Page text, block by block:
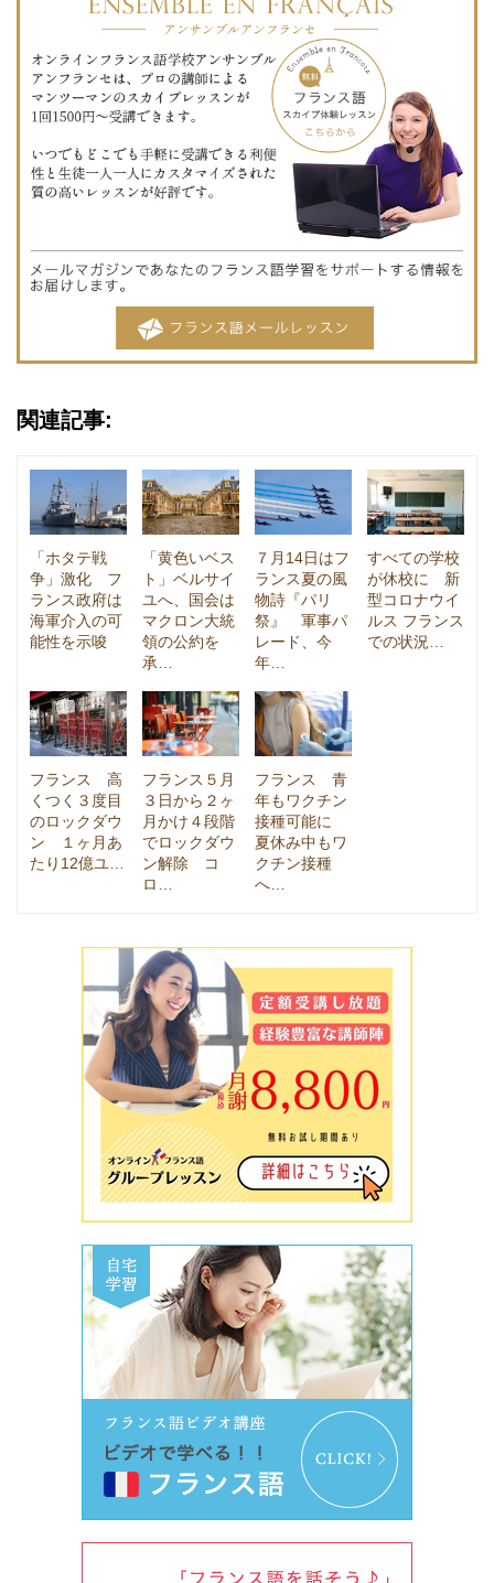
関連記事:
「ホタテ戦
争」激化 フ
ランス政府は
海軍介入の可
能性を示唆
「黄色いベス
ト」ベルサイ
ユへ、国会は
マクロン大統
領の公約を
承…
７月14日はフ
ランス夏の風
物詩『パリ
祭』 軍事パ
レード、今
年…
すべての学校
が休校に 新
型コロナウイ
ルス フランス
での状況…
フランス 高
くつく３度目
のロックダウ
ン １ヶ月あ
たり12億ユ…
フランス５月
３日から２ヶ
月かけ４段階
でロックダウ
ン解除 コ
ロ…
フランス 青
年もワクチン
接種可能に
夏休み中もワ
クチン接種
へ…